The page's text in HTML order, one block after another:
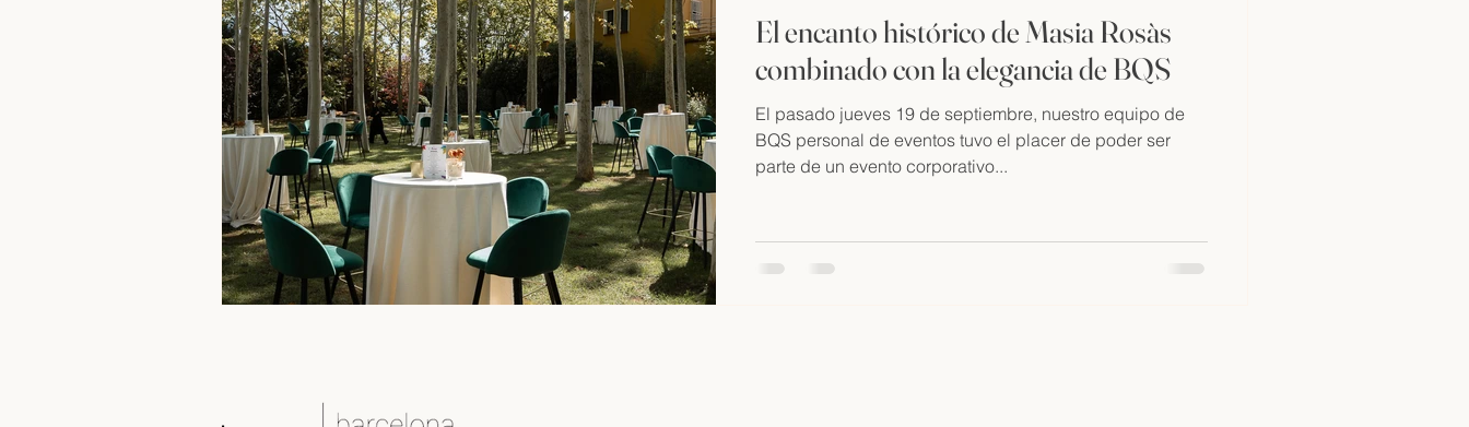
El encanto histórico de Masia Rosàs
combinado con la elegancia de BQS
El pasado jueves 19 de septiembre, nuestro equipo de
BQS personal de eventos tuvo el placer de poder ser
parte de un evento corporativo...